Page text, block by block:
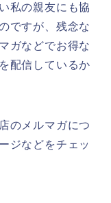
私の親友にも協
ですが、残念な
ガなどでお得な
配信しているか
のメルマガにつ
ジなどをチェッ